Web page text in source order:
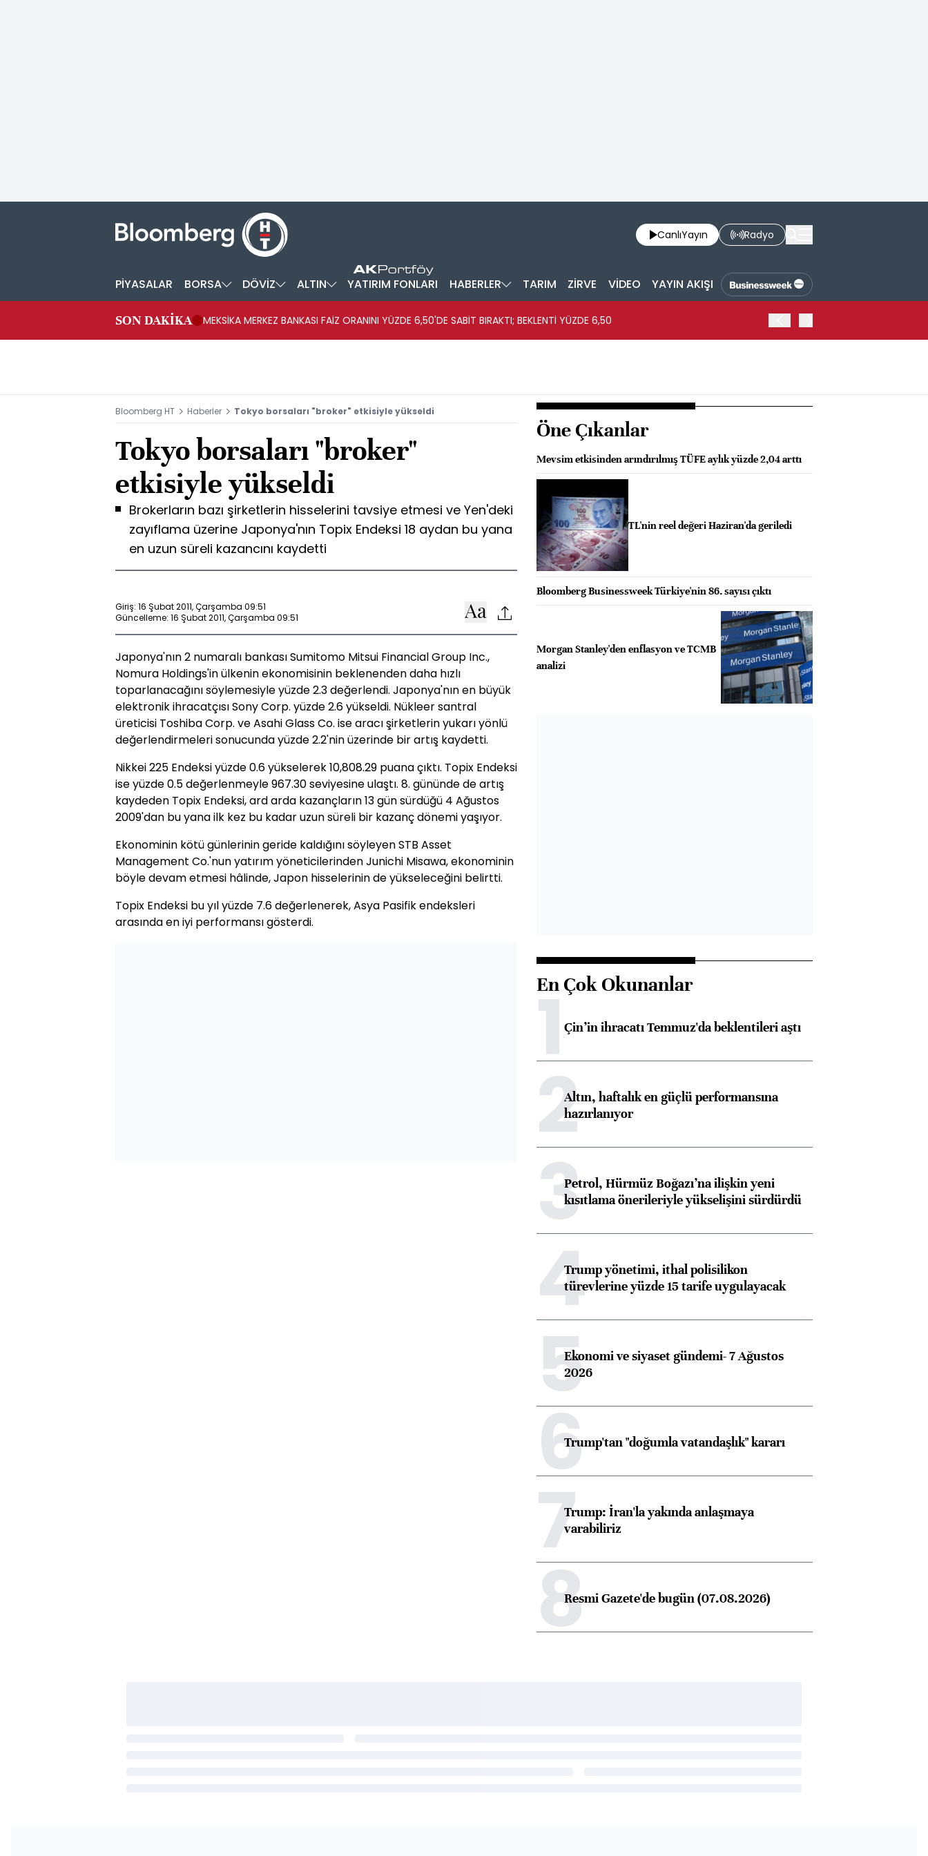
CanlıYayın Radyo
PİYASALAR BORSA DÖVİZ ALTIN YATIRIM FONLARI HABERLER TARIM ZİRVE VİDEO YAYIN AKIŞI
SON DAKİKA MEKSİKA MERKEZ BANKASI FAİZ ORANINI YÜZDE 6,50'DE SABİT BIRAKTI; BEKLENTİ YÜZDE 6,50
Bloomberg HT Haberler Tokyo borsaları "broker" etkisiyle yükseldi
Tokyo borsaları "broker"
etkisiyle yükseldi
Brokerların bazı şirketlerin hisselerini tavsiye etmesi ve Yen'deki
zayıflama üzerine Japonya'nın Topix Endeksi 18 aydan bu yana
en uzun süreli kazancını kaydetti
Giriş: 16 Şubat 2011, Çarşamba 09:51
Güncelleme: 16 Şubat 2011, Çarşamba 09:51
Japonya'nın 2 numaralı bankası Sumitomo Mitsui Financial Group Inc.,
Nomura Holdings'in ülkenin ekonomisinin beklenenden daha hızlı
toparlanacağını söylemesiyle yüzde 2.3 değerlendi. Japonya'nın en büyük
elektronik ihracatçısı Sony Corp. yüzde 2.6 yükseldi. Nükleer santral
üreticisi Toshiba Corp. ve Asahi Glass Co. ise aracı şirketlerin yukarı yönlü
değerlendirmeleri sonucunda yüzde 2.2'nin üzerinde bir artış kaydetti.
Nikkei 225 Endeksi yüzde 0.6 yükselerek 10,808.29 puana çıktı. Topix Endeksi
ise yüzde 0.5 değerlenmeyle 967.30 seviyesine ulaştı. 8. gününde de artış
kaydeden Topix Endeksi, ard arda kazançların 13 gün sürdüğü 4 Ağustos
2009'dan bu yana ilk kez bu kadar uzun süreli bir kazanç dönemi yaşıyor.
Ekonominin kötü günlerinin geride kaldığını söyleyen STB Asset
Management Co.'nun yatırım yöneticilerinden Junichi Misawa, ekonominin
böyle devam etmesi hâlinde, Japon hisselerinin de yükseleceğini belirtti.
Topix Endeksi bu yıl yüzde 7.6 değerlenerek, Asya Pasifik endeksleri
arasında en iyi performansı gösterdi.
Öne Çıkanlar
Mevsim etkisinden arındırılmış TÜFE aylık yüzde 2,04 arttı
TL'nin reel değeri Haziran'da geriledi
Bloomberg Businessweek Türkiye'nin 86. sayısı çıktı
Morgan Stanley'den enflasyon ve TCMB
analizi
En Çok Okunanlar
1Çin’in ihracatı Temmuz'da beklentileri aştı
2Altın, haftalık en güçlü performansına
hazırlanıyor
3Petrol, Hürmüz Boğazı’na ilişkin yeni
kısıtlama önerileriyle yükselişini sürdürdü
4Trump yönetimi, ithal polisilikon
türevlerine yüzde 15 tarife uygulayacak
5Ekonomi ve siyaset gündemi- 7 Ağustos
2026
6Trump'tan "doğumla vatandaşlık" kararı
7Trump: İran'la yakında anlaşmaya
varabiliriz
8Resmi Gazete'de bugün (07.08.2026)